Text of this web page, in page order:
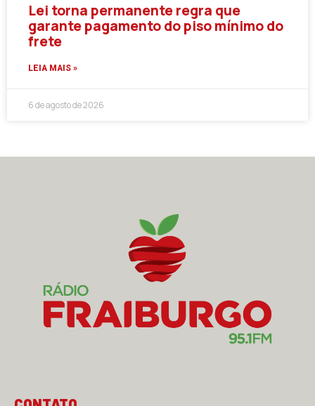
Lei torna permanente regra que
garante pagamento do piso mínimo do
frete
LEIA MAIS »
6 de agosto de 2026